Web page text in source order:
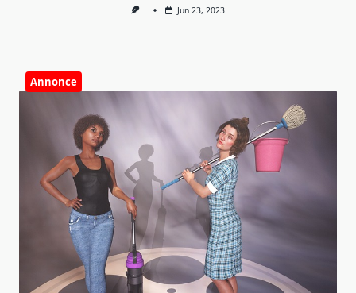
Jun 23, 2023
Annonce